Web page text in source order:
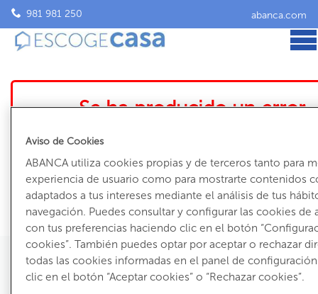
981 981 250 abanca.com
Se ha producido un error
El inmueble que intentas ver ya no está accesible
981 981 250
Aviso de Cookies
ABANCA utiliza cookies propias y de terceros tanto para
experiencia de usuario como para mostrarte contenidos
adaptados a tus intereses mediante el análisis de tus
navegación. Puedes consultar y configurar las cookies de
con tus preferencias haciendo clic en el botón
cookies”. También puedes optar por aceptar o rechazar
todas las cookies informadas en el panel de
clic en el botón “Aceptar cookies” o “Rechazar cookies”.